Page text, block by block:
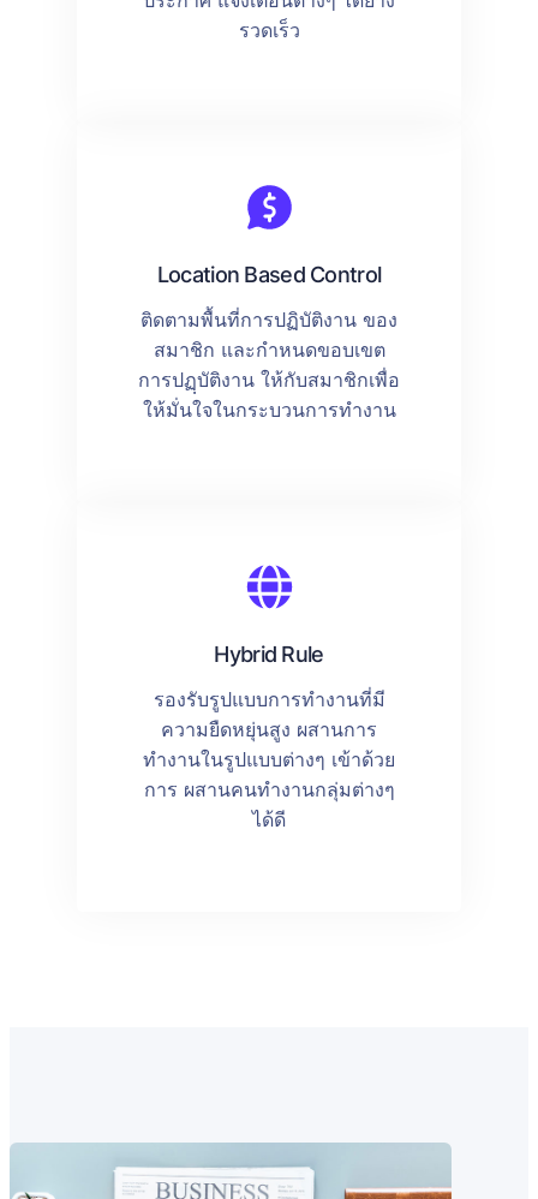
รวดเร็ว
Location Based Control
ติดตามพื้นที่การปฏิบัติงาน ของ
สมาชิก และกำหนดขอบเขต
การปฏฺบัติงาน ให้กับสมาชิกเพื่อ
ให้มั่นใจในกระบวนการทำงาน
Hybrid Rule
รองรับรูปแบบการทำงานที่มี
ความยืดหยุ่นสูง ผสานการ
ทำงานในรูปแบบต่างๆ เข้าด้วย
การ ผสานคนทำงานกลุ่มต่างๆ
ได้ดี